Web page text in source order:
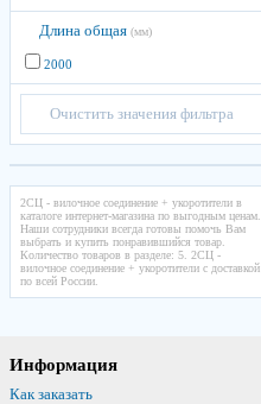
Длина общая (мм)
2000
Очистить значения фильтра
2СЦ - вилочное соединение + укоротители в
каталоге интернет-магазина по выгодным ценам.
Наши сотрудники всегда готовы помочь Вам
выбрать и купить понравившийся товар.
Количество товаров в разделе: 5. 2СЦ -
вилочное соединение + укоротители с доставкой
по всей России.
Информация
Как заказать